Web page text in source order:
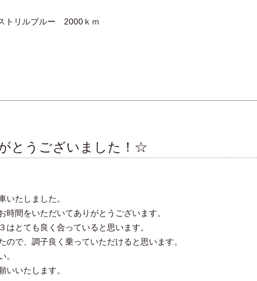
リルブルー 2000ｋｍ
とうございました！☆
たしました。
時間をいただいてありがとうございます。
とても良く合っていると思います。
で、調子良く乗っていただけると思います。
。
いいたします。